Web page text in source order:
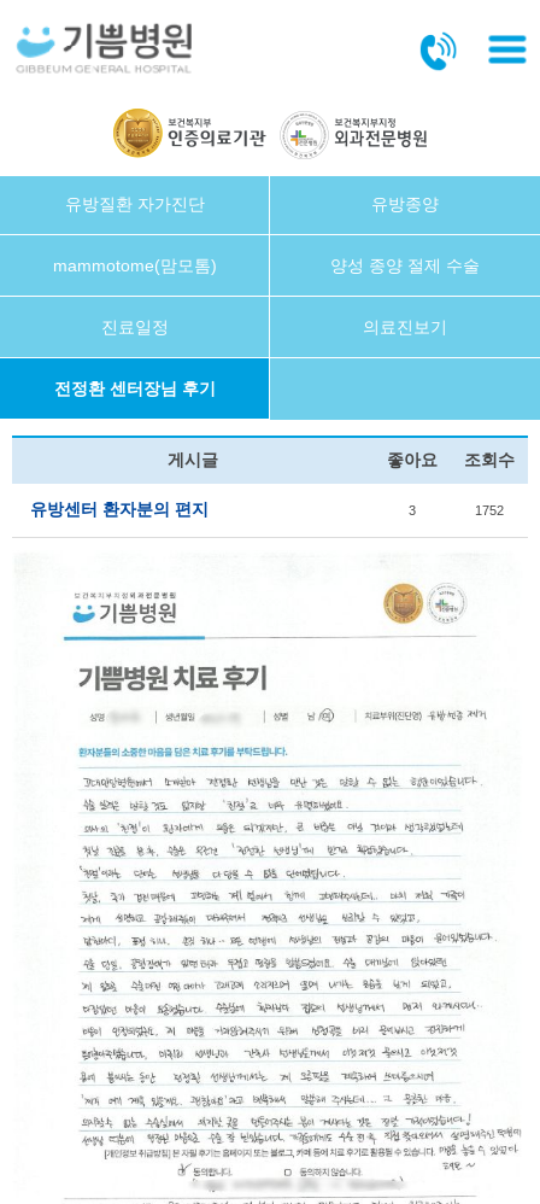
유방질환 자가진단 유방종양
mammotome(맘모톰) 양성 종양 절제 수술
진료일정 의료진보기
전정환 센터장님 후기
게시글 좋아요 조회수
유방센터 환자분의 편지 3 1752